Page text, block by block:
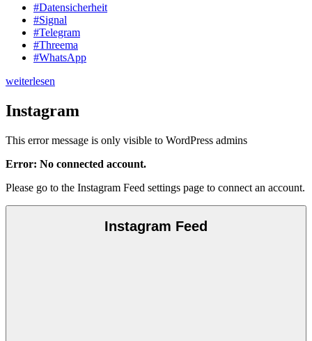
#Datensicherheit
#Signal
#Telegram
#Threema
#WhatsApp
weiterlesen
Instagram
This error message is only visible to WordPress admins
Error: No connected account.
Please go to the Instagram Feed settings page to connect an account.
Instagram Feed